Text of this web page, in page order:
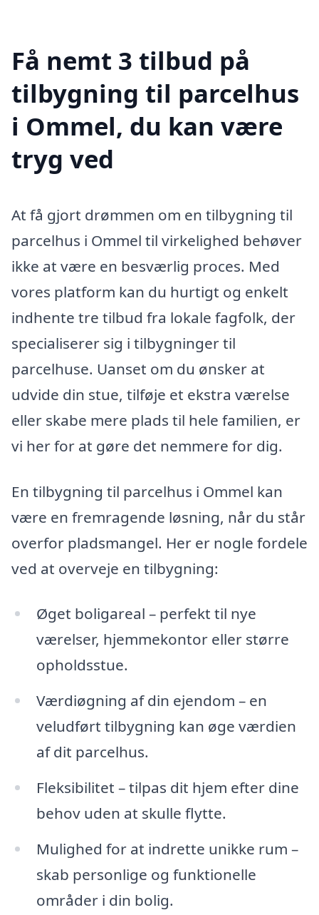
Få nemt 3 tilbud på
tilbygning til parcelhus
i Ommel, du kan være
tryg ved
At få gjort drømmen om en tilbygning til
parcelhus i Ommel til virkelighed behøver
ikke at være en besværlig proces. Med
vores platform kan du hurtigt og enkelt
indhente tre tilbud fra lokale fagfolk, der
specialiserer sig i tilbygninger til
parcelhuse. Uanset om du ønsker at
udvide din stue, tilføje et ekstra værelse
eller skabe mere plads til hele familien, er
vi her for at gøre det nemmere for dig.
En tilbygning til parcelhus i Ommel kan
være en fremragende løsning, når du står
overfor pladsmangel. Her er nogle fordele
ved at overveje en tilbygning:
Øget boligareal – perfekt til nye
værelser, hjemmekontor eller større
opholdsstue.
Værdiøgning af din ejendom – en
veludført tilbygning kan øge værdien
af dit parcelhus.
Fleksibilitet – tilpas dit hjem efter dine
behov uden at skulle flytte.
Mulighed for at indrette unikke rum –
skab personlige og funktionelle
områder i din bolig.